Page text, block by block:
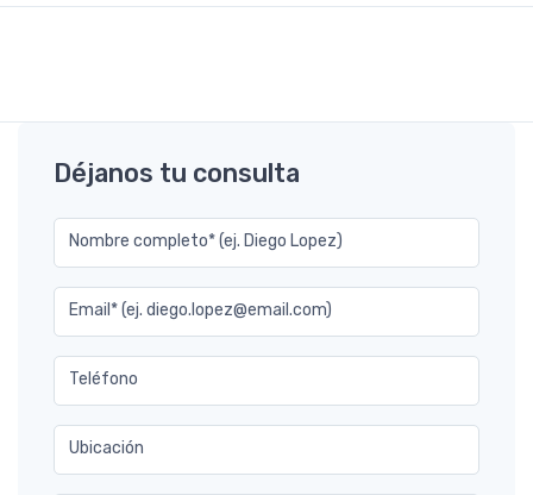
Déjanos tu consulta
Nombre completo* (ej. Diego Lopez)
Email* (ej. diego.lopez@email.com)
Teléfono
Ubicación